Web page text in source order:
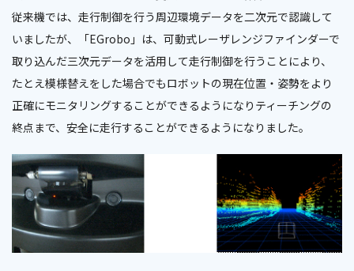
従来機では、走行制御を行う周辺環境データを二次元で認識して
いましたが、「EGrobo」は、可動式レーザレンジファインダーで
取り込んだ三次元データを活用して走行制御を行うことにより、
たとえ模様替えをした場合でもロボットの現在位置・姿勢をより
正確にモニタリングすることができるようになりティーチングの
終点まで、安全に走行することができるようになりました。